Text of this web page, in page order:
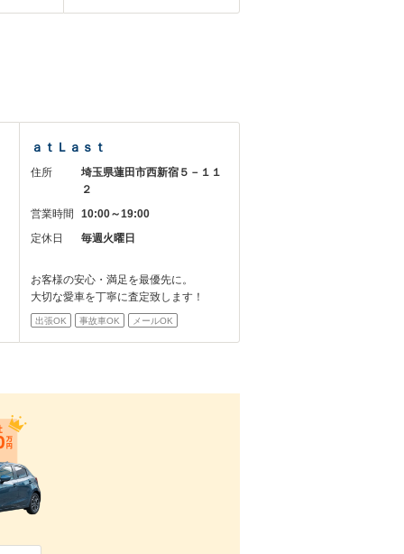
ａｔＬａｓｔ
住所
埼玉県蓮田市西新宿５－１１
２
営業時間
10:00～19:00
定休日
毎週火曜日
お客様の安心・満足を最優先に。
大切な愛車を丁寧に査定致します！
出張OK 事故車OK メールOK